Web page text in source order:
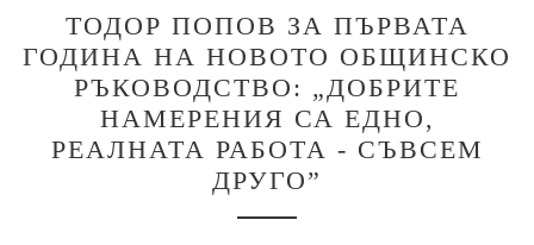
ТОДОР ПОПОВ ЗА ПЪРВАТА
ГОДИНА НА НОВОТО ОБЩИНСКО
РЪКОВОДСТВО: „ДОБРИТЕ
НАМЕРЕНИЯ СА ЕДНО,
РЕАЛНАТА РАБОТА - СЪВСЕМ
ДРУГО”